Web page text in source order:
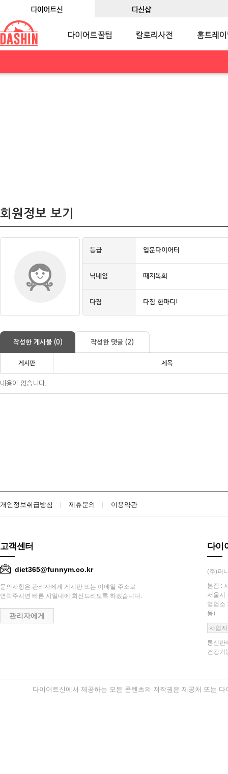
회원정보 보기
등급 입문다이어터
닉네임 때지톡희
다짐 다짐 한마디!
작성한 게시물 (0) 작성한 댓글 (2)
게시판 제목
내용이 없습니다.
개인정보취급방침 제휴문의 이용약관
고객센터
diet365@funnym.co.kr
문의사항은 관리자에게 게시판 또는 이메일 주소로
연락주시면 빠른 시일내에 회신드리도록 하겠습니다.
관리자에게
다이
(주)퍼
본점 :
서울시
영업소
동)
사업
통신판
건강기
다이어트신에서 제공하는 모든 콘텐츠의 저작권은 제공처 또는